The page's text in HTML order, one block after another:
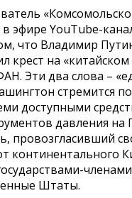
эфире YouTube-
что Владимир
крест на
Эти два слова –
стремится
доступными
давления на
провозгласивший
континентального
Штаты.